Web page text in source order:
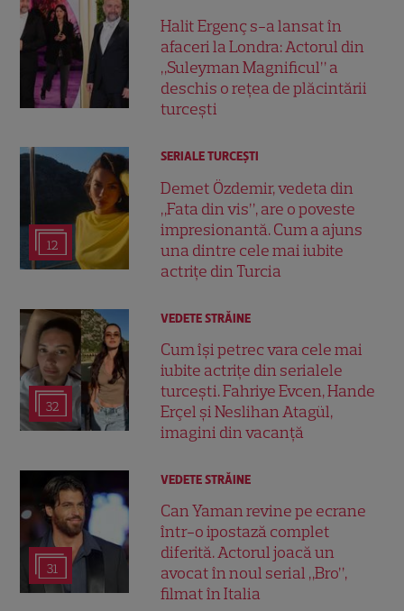
Halit Ergenç s-a lansat în
afaceri la Londra: Actorul din
„Suleyman Magnificul” a
deschis o rețea de plăcintării
turcești
12
SERIALE TURCEŞTI
Demet Özdemir, vedeta din
„Fata din vis”, are o poveste
impresionantă. Cum a ajuns
una dintre cele mai iubite
actrițe din Turcia
32
VEDETE STRĂINE
Cum își petrec vara cele mai
iubite actrițe din serialele
turcești. Fahriye Evcen, Hande
Erçel și Neslihan Atagül,
imagini din vacanță
31
VEDETE STRĂINE
Can Yaman revine pe ecrane
într-o ipostază complet
diferită. Actorul joacă un
avocat în noul serial „Bro”,
filmat în Italia